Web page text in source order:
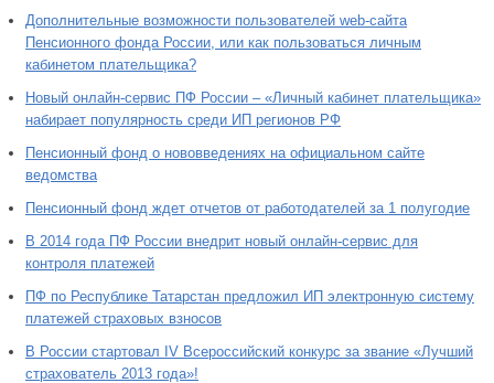
Дополнительные возможности пользователей web-сайта
Пенсионного фонда России, или как пользоваться личным
кабинетом плательщика?
Новый онлайн-сервис ПФ России – «Личный кабинет плательщика»
набирает популярность среди ИП регионов РФ
Пенсионный фонд о нововведениях на официальном сайте
ведомства
Пенсионный фонд ждет отчетов от работодателей за 1 полугодие
В 2014 года ПФ России внедрит новый онлайн-сервис для
контроля платежей
ПФ по Республике Татарстан предложил ИП электронную систему
платежей страховых взносов
В России стартовал IV Всероссийский конкурс за звание «Лучший
страхователь 2013 года»!